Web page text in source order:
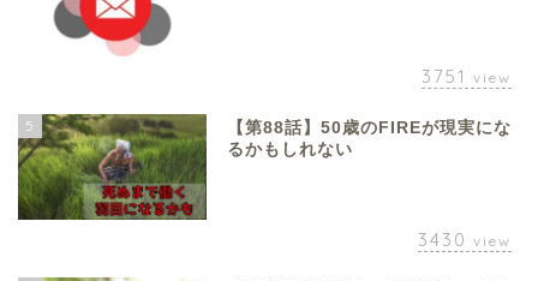
3751 view
5
【第88話】50歳のFIREが現実にな
るかもしれない
3430 view